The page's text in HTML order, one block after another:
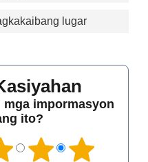
lugar
mga impormasyon
ito?